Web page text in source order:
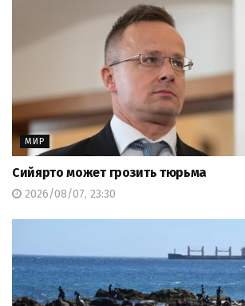
МИР
Сийярто может грозить тюрьма
2026/08/07, 23:30